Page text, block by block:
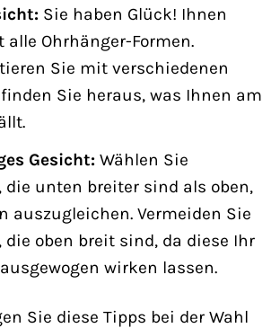
Sie haben Glück! Ihnen
alle Ohrhänger-Formen.
Sie mit verschiedenen
Sie heraus, was Ihnen am
Gesicht:Wählen Sie
die unten breiter sind als oben,
auszugleichen. Vermeiden Sie
die oben breit sind, da diese Ihr
wirken lassen.
Sie diese Tipps bei der Wahl